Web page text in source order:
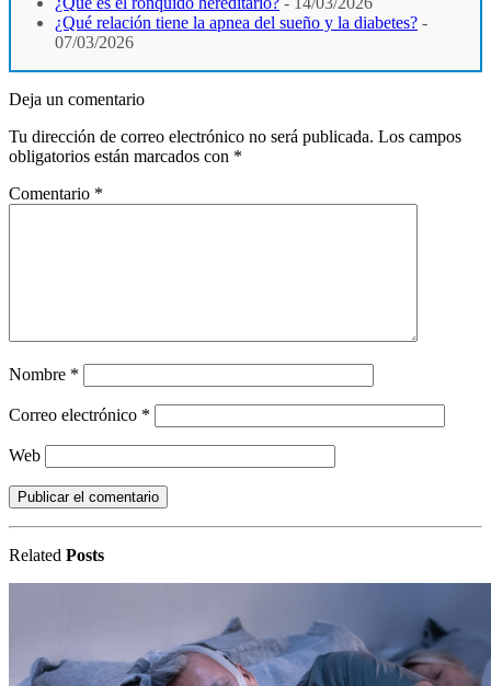
¿Qué relación tiene la apnea del sueño y la diabetes? -
07/03/2026
Deja un comentario
Tu dirección de correo electrónico no será publicada. Los campos
obligatorios están marcados con *
Comentario *
Nombre *
Correo electrónico *
Web
Related Posts